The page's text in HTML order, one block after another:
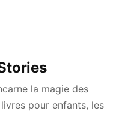
la magie des
pour enfants, les